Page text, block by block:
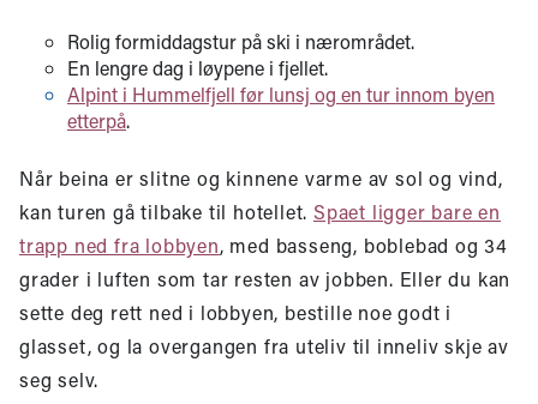
Rolig formiddagstur på ski i nærområdet.
En lengre dag i løypene i fjellet.
Alpint i Hummelfjell før lunsj og en tur innom byen
etterpå.
Når beina er slitne og kinnene varme av sol og vind,
kan turen gå tilbake til hotellet. Spaet ligger bare en
trapp ned fra lobbyen, med basseng, boblebad og 34
grader i luften som tar resten av jobben. Eller du kan
sette deg rett ned i lobbyen, bestille noe godt i
glasset, og la overgangen fra uteliv til inneliv skje av
seg selv.